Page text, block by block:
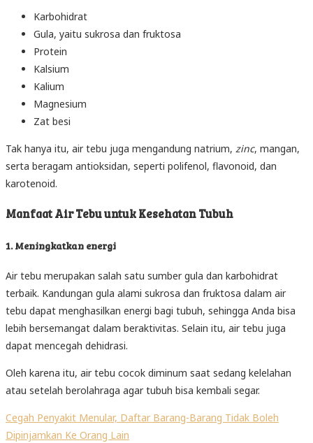
Karbohidrat
Gula, yaitu sukrosa dan fruktosa
Protein
Kalsium
Kalium
Magnesium
Zat besi
Tak hanya itu, air tebu juga mengandung natrium, zinc, mangan,
serta beragam antioksidan, seperti polifenol, flavonoid, dan
karotenoid.
Manfaat Air Tebu untuk Kesehatan Tubuh
1. Meningkatkan energi
Air tebu merupakan salah satu sumber gula dan karbohidrat
terbaik. Kandungan gula alami sukrosa dan fruktosa dalam air
tebu dapat menghasilkan energi bagi tubuh, sehingga Anda bisa
lebih bersemangat dalam beraktivitas. Selain itu, air tebu juga
dapat mencegah dehidrasi.
Oleh karena itu, air tebu cocok diminum saat sedang kelelahan
atau setelah berolahraga agar tubuh bisa kembali segar.
Cegah Penyakit Menular, Daftar Barang-Barang Tidak Boleh
Dipinjamkan Ke Orang Lain